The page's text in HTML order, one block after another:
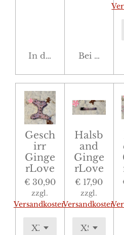
In den Warenkorb
Bei
Gesch
irr
Ginge
rLove
€ 30,90
zzgl.
Versandkosten
Halsb
and
Ginge
rLove
€ 17,90
zzgl.
Versandkosten